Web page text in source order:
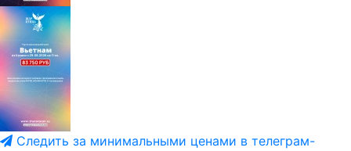
Следить за минимальными ценами в телеграм-